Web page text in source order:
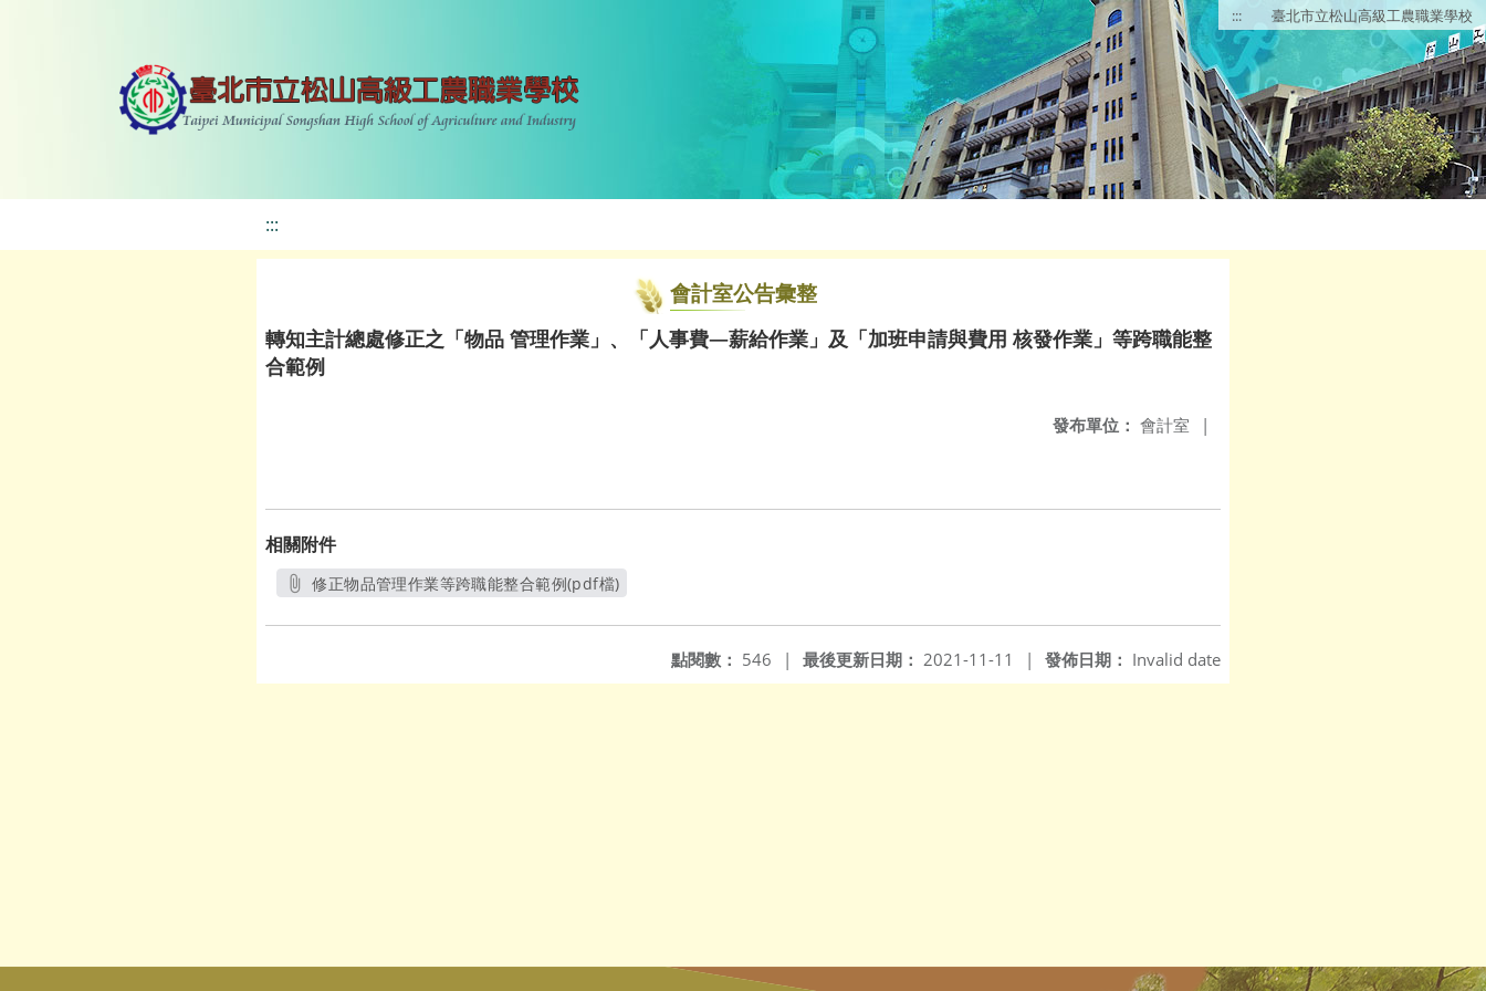
::: 臺北市立松山高級工農職業學校
:::
會計室公告彙整
轉知主計總處修正之「物品 管理作業」、「人事費—薪給作業」及「加班申請與費用 核發作業」等跨職能整
合範例
發布單位： 會計室 |
相關附件
修正物品管理作業等跨職能整合範例(pdf檔)
發佈日期： Invalid date
最後更新日期： 2021-11-11 |
點閱數： 546 |